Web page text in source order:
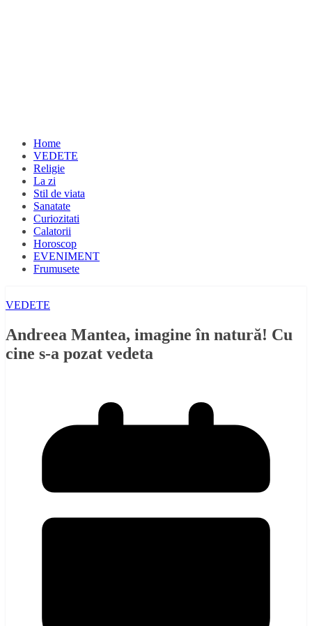
Home
VEDETE
Religie
La zi
Stil de viata
Sanatate
Curiozitati
Calatorii
Horoscop
EVENIMENT
Frumusete
VEDETE
Andreea Mantea, imagine în natură! Cu
cine s-a pozat vedeta